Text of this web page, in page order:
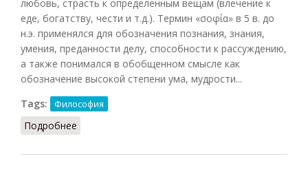
любовь, страсть к определенным вещам (влечение к
еде, богатству, чести и т.д.). Термин «σοφία» в 5 в. до
н.э. применялся для обозначения познания, знания,
умения, преданности делу, способности к рассуждению,
а также понимался в обобщенном смысле как
обозначение высокой степени ума, мудрости...
Tags:
Философия
Подробнее